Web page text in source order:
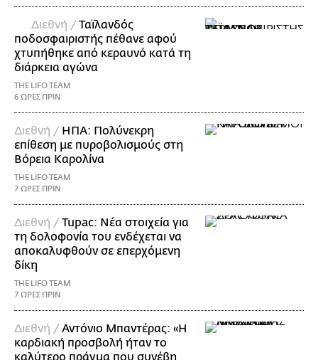
Διεθνή /Ταϊλανδός
ποδοσφαιριστής πέθανε αφού
χτυπήθηκε από κεραυνό κατά τη
διάρκεια αγώνα
THE LIFO TEAM
6 ΩΡΕΣ ΠΡΙΝ
Διεθνή / ΗΠΑ: Πολύνεκρη
επίθεση με πυροβολισμούς στη
Βόρεια Καρολίνα
THE LIFO TEAM
7 ΩΡΕΣ ΠΡΙΝ
Διεθνή /Tupac: Νέα στοιχεία για
τη δολοφονία του ενδέχεται να
αποκαλυφθούν σε επερχόμενη
δίκη
THE LIFO TEAM
7 ΩΡΕΣ ΠΡΙΝ
Διεθνή /Αντόνιο Μπαντέρας: «Η
καρδιακή προσβολή ήταν το
καλύτερο πράγμα που συνέβη